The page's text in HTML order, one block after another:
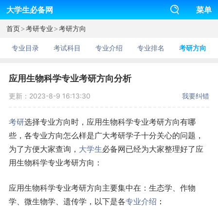
大学生必备网 菜单
首页>考研专业>考研方向
专业目录 考试科目 专业介绍 专业排名 考研方向
应用生物科学专业考研方向分析
更新：2023-8-9 16:13:30 我要纠错
考研选择专业方向时，应用生物科学专业考研方向有哪
些，各专业方向怎么样是广大考研学子十分关心的问题，
为了方便大家查询， 大学生必备网已经为大家整理好了应
用生物科学专业考研方向：
应用生物科学专业考研方向主要集中在：生态学、作物
学、微生物学、遗传学，以下是各专业介绍 ：